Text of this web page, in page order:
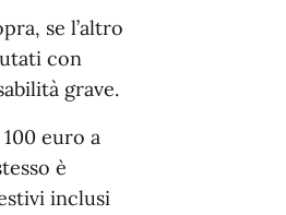
se l’altro
con
grave.
euro a
è
inclusi